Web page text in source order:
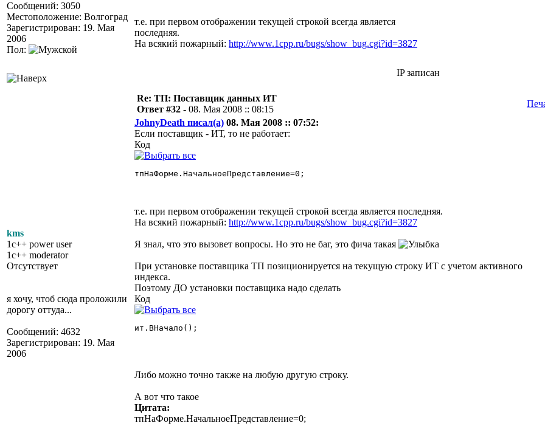
Сообщений: 3050
Местоположение: Волгоград
Зарегистрирован: 19. Мая
2006
Пол:
т.е. при первом отображении текущей строкой всегда является
последняя.
На всякий пожарный: http://www.1cpp.ru/bugs/show_bug.cgi?id=3827
IP записан
kms
1c++ power user
1c++ moderator
Отсутствует
я хочу, чтоб сюда проложили
дорогу оттуда...
Сообщений: 4632
Зарегистрирован: 19. Мая
2006
Re: ТП: Поставщик данных ИТ
Ответ #32 - 08. Мая 2008 :: 08:15
JohnyDeath писал(а) 08. Мая 2008 :: 07:52:
Если поставщик - ИТ, то не работает:
Код
тпНаФорме.НачальноеПредставление=0;
т.е. при первом отображении текущей строкой всегда является последняя.
На всякий пожарный: http://www.1cpp.ru/bugs/show_bug.cgi?id=3827
Я знал, что это вызовет вопросы. Но это не баг, это фича такая
При установке поставщика ТП позиционируется на текущую строку ИТ с учетом активного
индекса.
Поэтому ДО установки поставщика надо сделать
Код
ит.ВНачало();
Либо можно точно также на любую другую строку.
А вот что такое
Цитата:
тпНаФорме.НачальноеПредставление=0;